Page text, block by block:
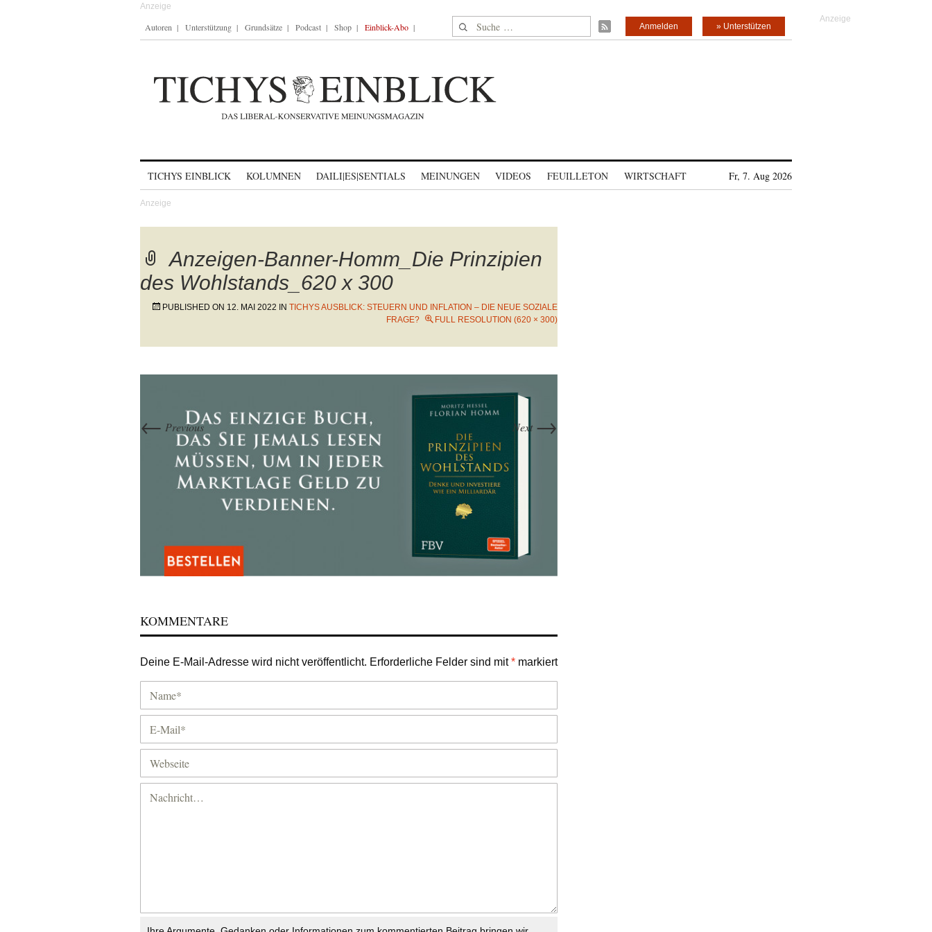
Autoren Unterstützung Grundsätze Podcast Shop Einblick-Abo Suche nach: » Unterstützen
Anmelden
TICHYS EINBLICK KOLUMNEN DAILI|ES|SENTIALS MEINUNGEN VIDEOS FEUILLETON WIRTSCHAFT Fr, 7. Aug 2026
Anzeigen-Banner-Homm_Die Prinzipien
des Wohlstands_620 x 300
PUBLISHED ON 12. MAI 2022 IN TICHYS AUSBLICK: STEUERN UND INFLATION – DIE NEUE SOZIALE
FRAGE?
FULL RESOLUTION (620 × 300)
← Previous Next →
KOMMENTARE
Deine E-Mail-Adresse wird nicht veröffentlicht. Erforderliche Felder sind mit* markiert